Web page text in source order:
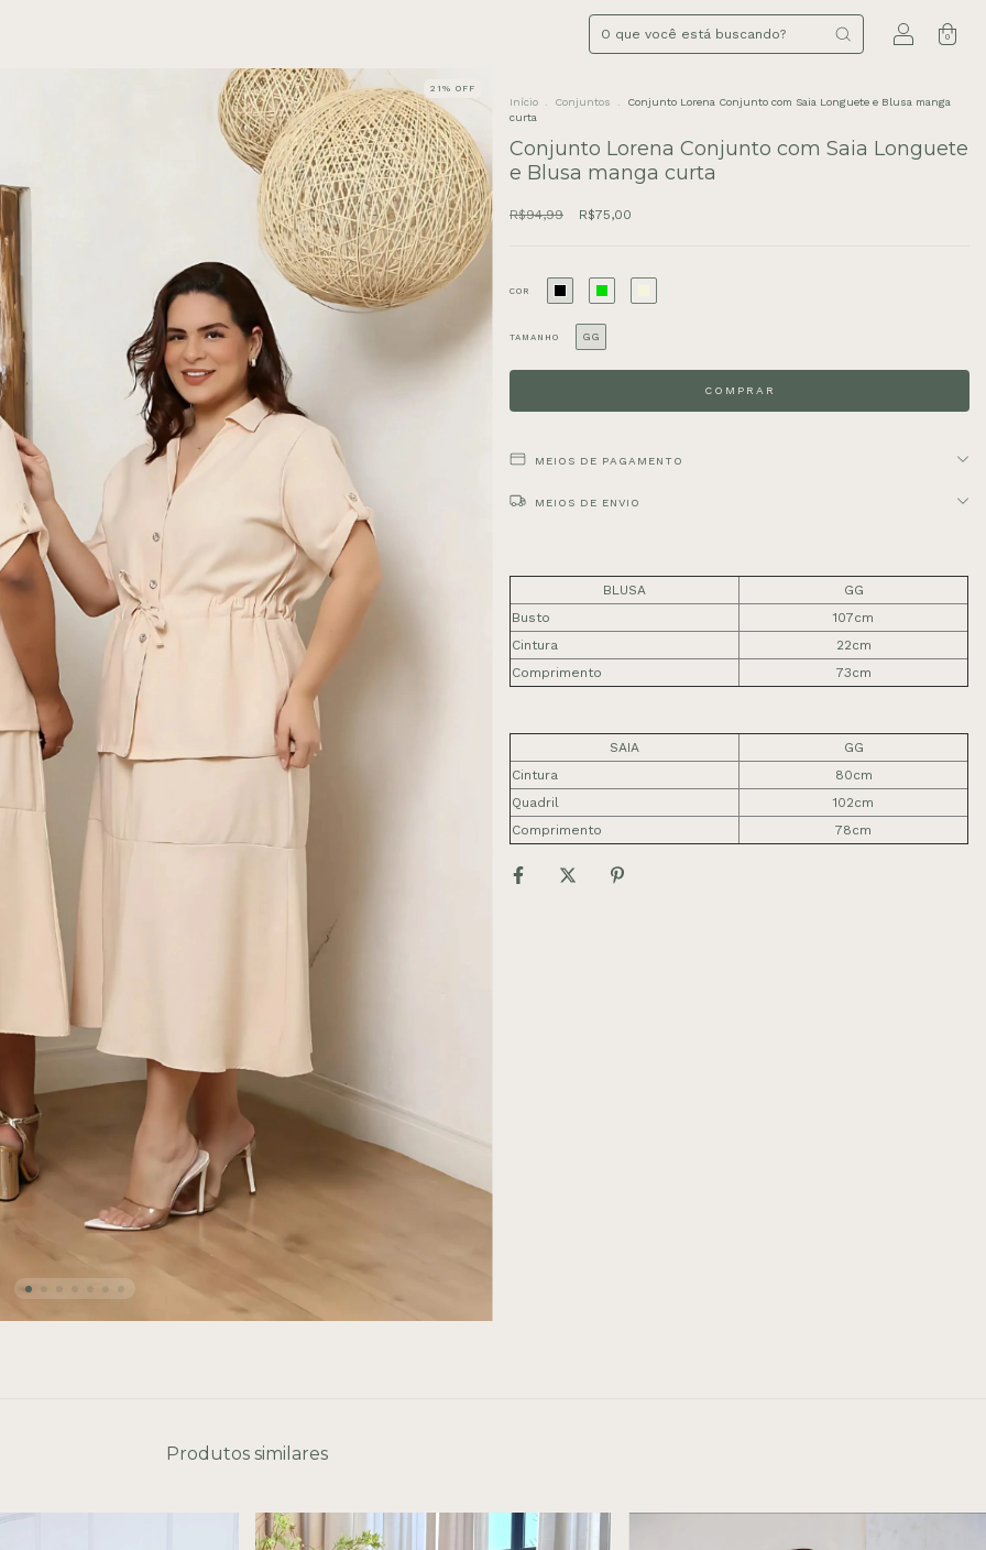
0
21 % OFF
Início Conjuntos
Conjunto Lorena Conjunto com Saia Longuete e Blusa manga
curta
Conjunto Lorena Conjunto com Saia Longuete
e Blusa manga curta
R$94,99 R$75,00
COR
TAMANHO GG
MEIOS DE PAGAMENTO
MEIOS DE ENVIO
BLUSA
GG
Busto
107cm
Cintura
22cm
Comprimento
73cm
SAIA
GG
Cintura
80cm
Quadril
102cm
Comprimento
78cm
Produtos similares